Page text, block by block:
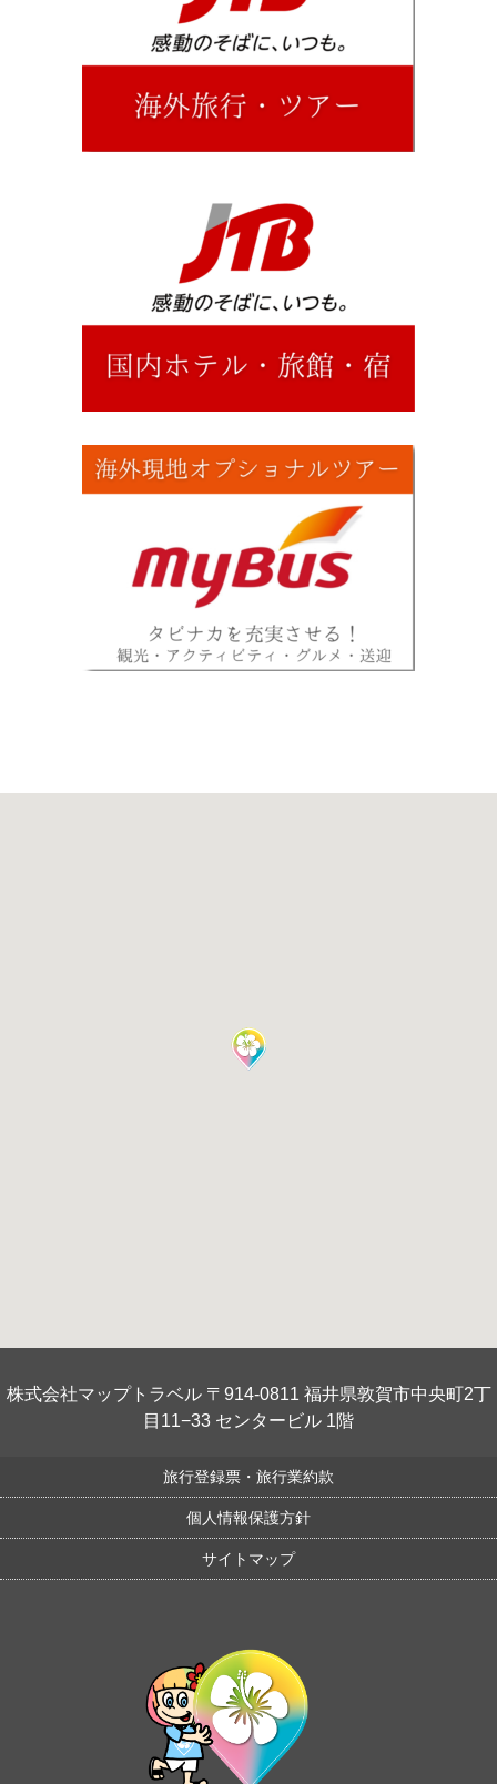
株式会社マップトラベル 〒914-0811 福井県敦賀市中央町2丁
目11−33 センタービル 1階
旅行登録票・旅行業約款
個人情報保護方針
サイトマップ